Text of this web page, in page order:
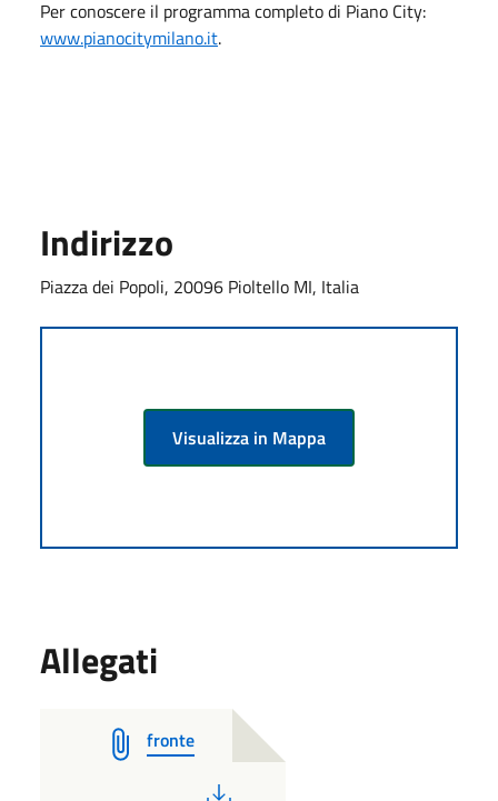
Per conoscere il programma completo di Piano City:
www.pianocitymilano.it.
Indirizzo
Piazza dei Popoli, 20096 Pioltello MI, Italia
Visualizza in Mappa
Allegati
fronte